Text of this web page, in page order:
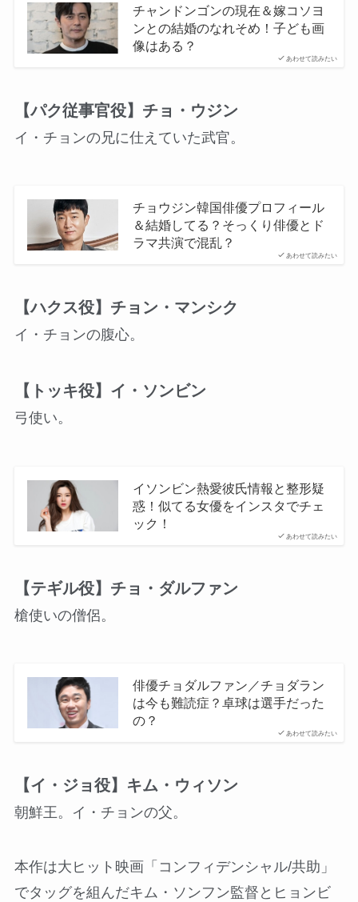
あわせて読みたい
チャンドンゴンの現在＆嫁コソヨ
ンとの結婚のなれそめ！子ども画
像はある？
【パク従事官役】チョ・ウジン
イ・チョンの兄に仕えていた武官。
あわせて読みたい
チョウジン韓国俳優プロフィール
＆結婚してる？そっくり俳優とド
ラマ共演で混乱？
【ハクス役】チョン・マンシク
イ・チョンの腹心。
【トッキ役】イ・ソンビン
弓使い。
あわせて読みたい
イソンビン熱愛彼氏情報と整形疑
惑！似てる女優をインスタでチェ
ック！
【テギル役】チョ・ダルファン
槍使いの僧侶。
あわせて読みたい
俳優チョダルファン／チョダラン
は今も難読症？卓球は選手だった
の？
【イ・ジョ役】キム・ウィソン
朝鮮王。イ・チョンの父。
本作は大ヒット映画「コンフィデンシャル/共助」
でタッグを組んだキム・ソンフン監督とヒョンビ